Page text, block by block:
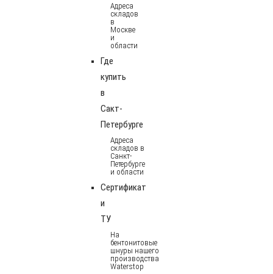
Адреса
складов
в
Москве
и
области
Где
купить
в
Сакт-
Петербурге
Адреса
складов в
Санкт-
Петербурге
и области
Сертификат
и
ТУ
На
бентонитовые
шнуры нашего
производства
Waterstop